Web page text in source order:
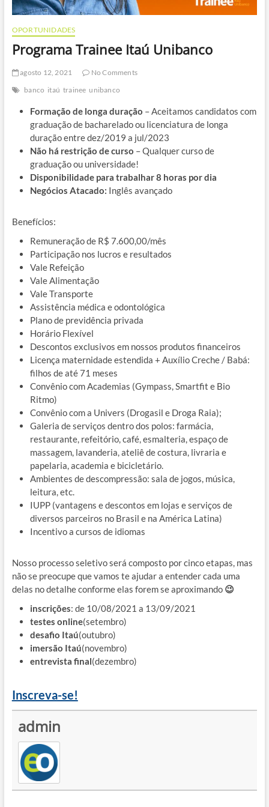
OPORTUNIDADES
Programa Trainee Itaú Unibanco
agosto 12, 2021
No Comments
banco itaú trainee unibanco
Formação de longa duração – Aceitamos candidatos com
graduação de bacharelado ou licenciatura de longa
duração entre dez/2019 a jul/2023
Não há restrição de curso – Qualquer curso de
graduação ou universidade!
Disponibilidade para trabalhar 8 horas por dia
Negócios Atacado: Inglês avançado
Benefícios:
Remuneração de R$ 7.600,00/mês
Participação nos lucros e resultados
Vale Refeição
Vale Alimentação
Vale Transporte
Assistência médica e odontológica
Plano de previdência privada
Horário Flexível
Descontos exclusivos em nossos produtos financeiros
Licença maternidade estendida + Auxílio Creche / Babá:
filhos de até 71 meses
Convênio com Academias (Gympass, Smartfit e Bio
Ritmo)
Convênio com a Univers (Drogasil e Droga Raia);
Galeria de serviços dentro dos polos: farmácia,
restaurante, refeitório, café, esmalteria, espaço de
massagem, lavanderia, ateliê de costura, livraria e
papelaria, academia e bicicletário.
Ambientes de descompressão: sala de jogos, música,
leitura, etc.
IUPP (vantagens e descontos em lojas e serviços de
diversos parceiros no Brasil e na América Latina)
Incentivo a cursos de idiomas
Nosso processo seletivo será composto por cinco etapas, mas
não se preocupe que vamos te ajudar a entender cada uma
delas no detalhe conforme elas forem se aproximando 😉
inscrições: de 10/08/2021 a 13/09/2021
testes online(setembro)
desafio Itaú(outubro)
imersão Itaú(novembro)
entrevista final(dezembro)
Inscreva-se!
admin